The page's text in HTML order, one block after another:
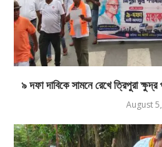
৯ দফা দাবিকে সামনে রেখে ত্রিপুরা
August